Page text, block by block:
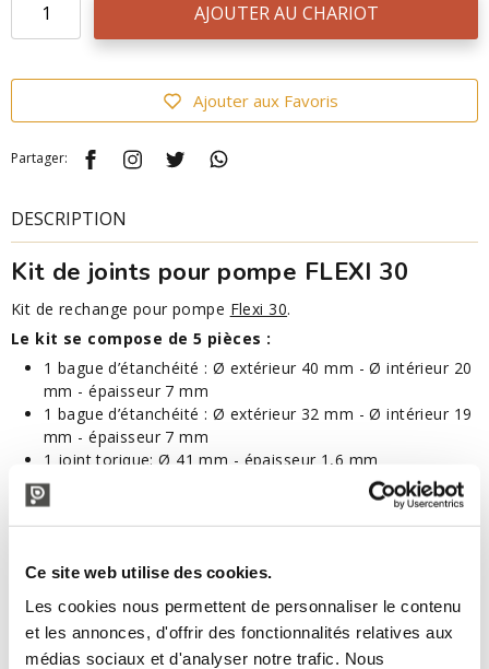
Ce site web utilise des cookies.
Les cookies nous permettent de personnaliser le contenu
et les annonces, d'offrir des fonctionnalités relatives aux
médias sociaux et d'analyser notre trafic. Nous
AJOUTER AU CHARIOT
Ajouter aux Favoris
Partager:
DESCRIPTION
Kit de joints pour pompe FLEXI 30
Kit de rechange pour pompe Flexi 30.
Le kit se compose de 5 pièces :
1 bague d’étanchéité : Ø extérieur 40 mm - Ø intérieur 20
mm - épaisseur 7 mm
1 bague d’étanchéité : Ø extérieur 32 mm - Ø intérieur 19
mm - épaisseur 7 mm
1 joint torique: Ø 41 mm - épaisseur 1,6 mm
2 joints toriques: Ø 89 mm - épaisseur 1,6 mm